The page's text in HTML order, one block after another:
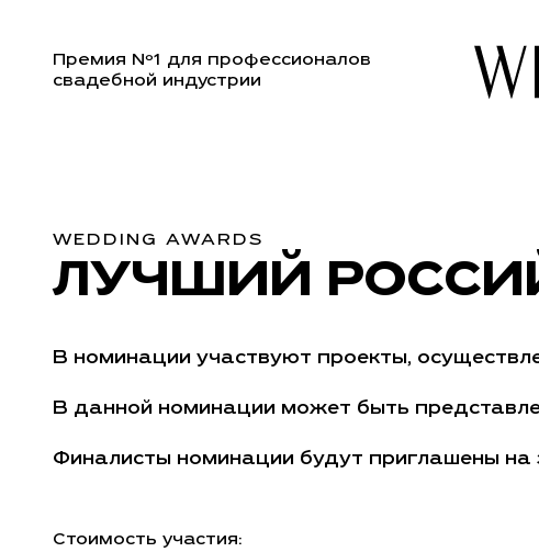
Премия Nº1 для профессионалов
свадебной индустрии
WEDDING AWARDS
ЛУЧШИЙ
В номинации участвуют проекты,
В данной номинации может быть
Финалисты номинации будут приглашены
Стоимость участия: